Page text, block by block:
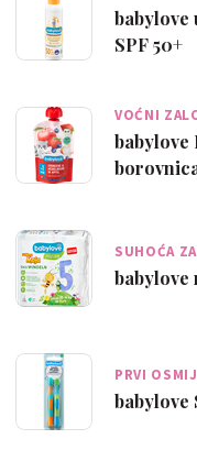
babylove
SPF 50+
VOĆNI
babylove
SUHOĆA
babylove
PRVI
babylove